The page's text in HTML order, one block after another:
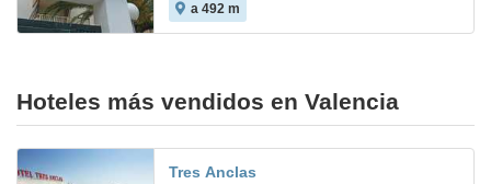
a 492 m
Hoteles más vendidos en Valencia
Tres Anclas